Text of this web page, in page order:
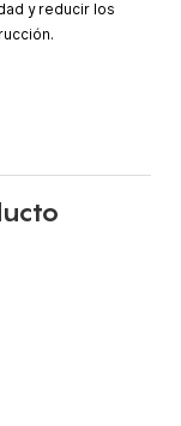
y reducir los